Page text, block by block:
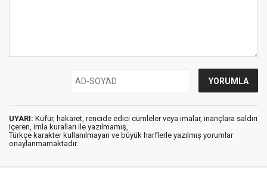
UYARI: Küfür, hakaret, rencide edici cümleler veya imalar, inançlara saldırı
içeren, imla kuralları ile yazılmamış,
Türkçe karakter kullanılmayan ve büyük harflerle yazılmış yorumlar
onaylanmamaktadır.